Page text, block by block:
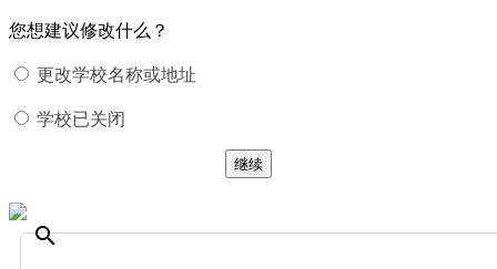
您想建议修改什么？
更改学校名称或地址
学校已关闭
继续
search